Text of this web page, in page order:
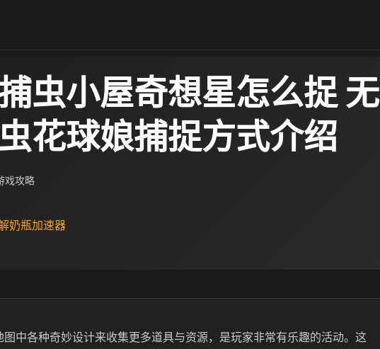
虫小屋奇想星怎么捉 无
花球娘捕捉方式介绍
攻略
奶瓶加速器
中各种奇妙设计来收集更多道具与资源，是玩家非常有乐趣的活动。这